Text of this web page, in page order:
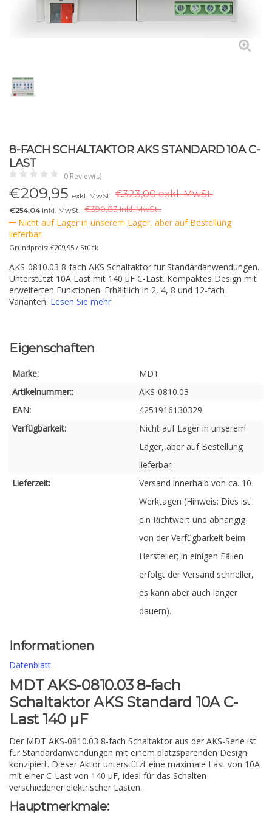
8-FACH SCHALTAKTOR AKS STANDARD 10A C-
LAST
0 Review(s)
€209,95 exkl. MwSt. €323,00 exkl. MwSt.
€254,04 Inkl. MwSt. €390,83 Inkl. MwSt..
Nicht auf Lager in unserem Lager, aber auf Bestellung
lieferbar.
Grundpreis: €209,95 / Stück
AKS-0810.03 8-fach AKS Schaltaktor für Standardanwendungen.
Unterstützt 10A Last mit 140 µF C-Last. Kompaktes Design mit
erweiterten Funktionen. Erhältlich in 2, 4, 8 und 12-fach
Varianten. Lesen Sie mehr
Eigenschaften
Marke:
MDT
Artikelnummer::
AKS-0810.03
EAN:
4251916130329
Verfügbarkeit:
Nicht auf Lager in unserem
Lager, aber auf Bestellung
lieferbar.
Lieferzeit:
Versand innerhalb von ca. 10
Werktagen (Hinweis: Dies ist
ein Richtwert und abhängig
von der Verfügbarkeit beim
Hersteller; in einigen Fällen
erfolgt der Versand schneller,
es kann aber auch länger
dauern).
Informationen
Datenblatt
MDT AKS-0810.03 8-fach
Schaltaktor AKS Standard 10A C-
Last 140 µF
Der MDT AKS-0810.03 8-fach Schaltaktor aus der AKS-Serie ist
für Standardanwendungen mit einem platzsparenden Design
konzipiert. Dieser Aktor unterstützt eine maximale Last von 10A
mit einer C-Last von 140 µF, ideal für das Schalten
verschiedener elektrischer Lasten.
Hauptmerkmale: